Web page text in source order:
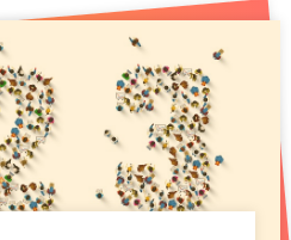
募金活動実施のお知らせ
リピン出店に関するお知らせ
リリース
で浄化 年末年始は “歌で厄祓
リース
のまねきねこ」で大人のカラ
リリース
駅前店】8月7日17:00グランド
！駅直下の好ロケーションで
！
（661KB）
リリース